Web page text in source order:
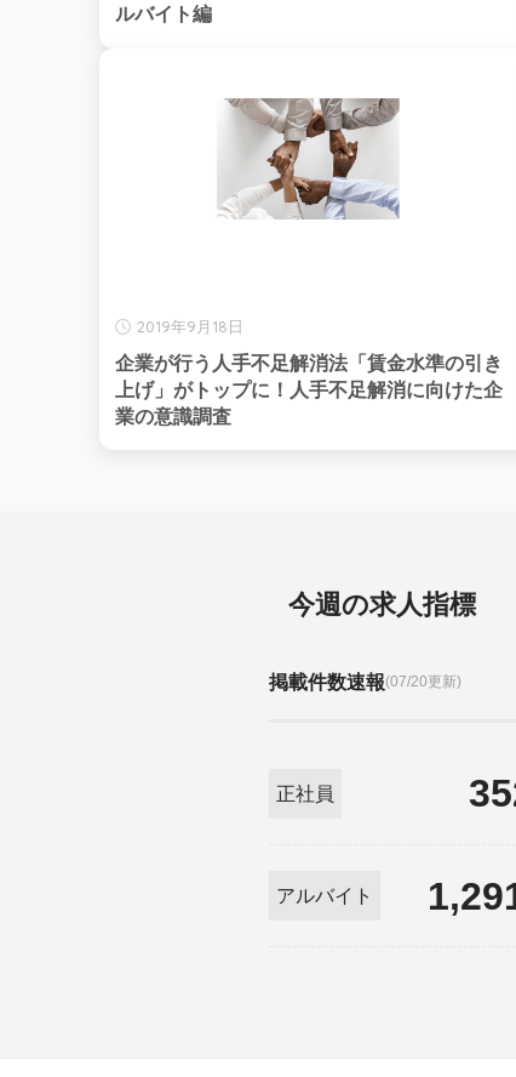
ルバイト編
2019年9月18日
企業が行う人手不足解消法「賃金水準の引き
上げ」がトップに！人手不足解消に向けた企
業の意識調査
今週の求人指標
掲載件数速報(07/20更新)
正社員
アルバイト